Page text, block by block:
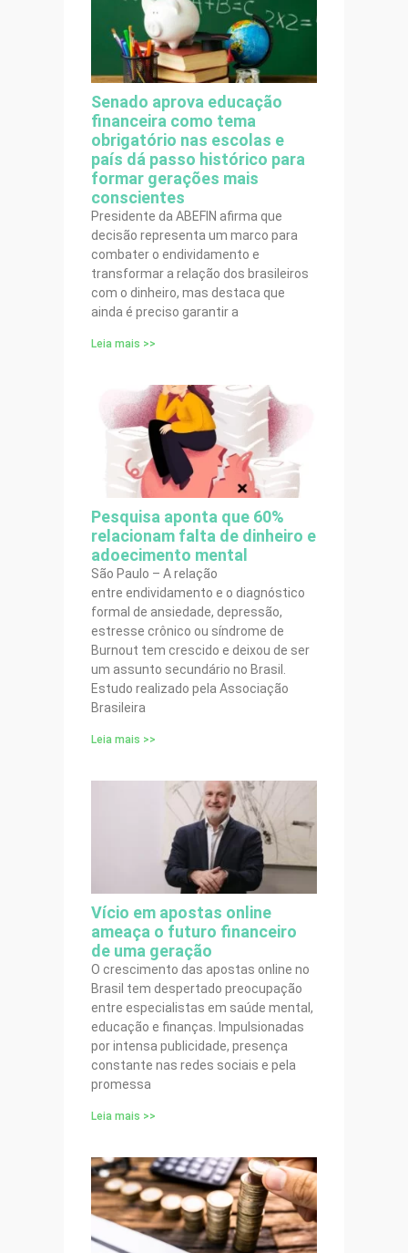
Senado aprova educação
financeira como tema
obrigatório nas escolas e
país dá passo histórico para
formar gerações mais
conscientes
Presidente da ABEFIN afirma que
decisão representa um marco para
combater o endividamento e
transformar a relação dos brasileiros
com o dinheiro, mas destaca que
ainda é preciso garantir a
Leia mais >>
Pesquisa aponta que 60%
relacionam falta de dinheiro e
adoecimento mental
São Paulo – A relação
entre endividamento e o diagnóstico
formal de ansiedade, depressão,
estresse crônico ou síndrome de
Burnout tem crescido e deixou de ser
um assunto secundário no Brasil.
Estudo realizado pela Associação
Brasileira
Leia mais >>
Vício em apostas online
ameaça o futuro financeiro
de uma geração
O crescimento das apostas online no
Brasil tem despertado preocupação
entre especialistas em saúde mental,
educação e finanças. Impulsionadas
por intensa publicidade, presença
constante nas redes sociais e pela
promessa
Leia mais >>